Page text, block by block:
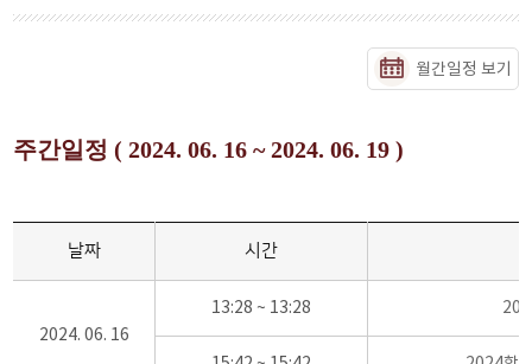
월간일정 보기
주간일정 ( 2024. 06. 16 ~ 2024. 06. 19 )
날짜 시간
2024. 06. 16
13:28 ~ 13:28